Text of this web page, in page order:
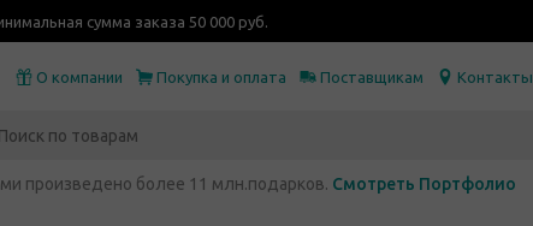
сумма заказа 50 000 руб.
О компании Покупка и оплата Поставщикам Контакты
произведено более 11 млн.подарков. Смотреть Портфолио